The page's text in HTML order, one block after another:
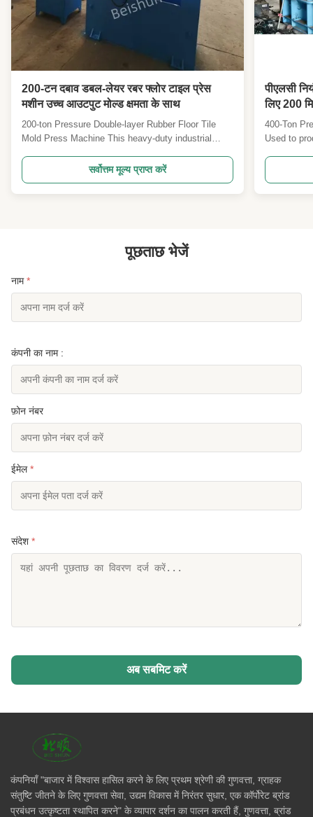
200-टन दबाव डबल-लेयर रबर फ्लोर टाइल प्रेस
मशीन उच्च आउटपुट मोल्ड क्षमता के साथ
200-ton Pressure Double-layer Rubber Floor Tile
Mold Press Machine This heavy-duty industrial
rubber floor tiles, pavers, or mats, featuring
efficiency and output maximization. Key Features
Breakdown 1. 200-ton Pressure What it means: The
सर्वोत्तम मूल्य प्राप्त करें
पीएलसी
लिए 200
फ्रेम
400-Ton
Used to
Sandwich
but a
पूछताछ भेजें
नाम*
कंपनी का नाम :
फ़ोन नंबर
ईमेल*
संदेश *
अब सबमिट करें
कंपनियाँ "बाजार में विश्वास हासिल करने के लिए प्रथम श्रेणी की गुणवत्ता, ग्राहक
संतुष्टि जीतने के लिए गुणवत्ता सेवा, उद्यम विकास में निरंतर सुधार, एक कॉर्पोरेट ब्रांड
प्रबंधन उत्कृष्टता स्थापित करने" के व्यापार दर्शन का पालन करती हैं, गुणवत्ता, ब्रांड